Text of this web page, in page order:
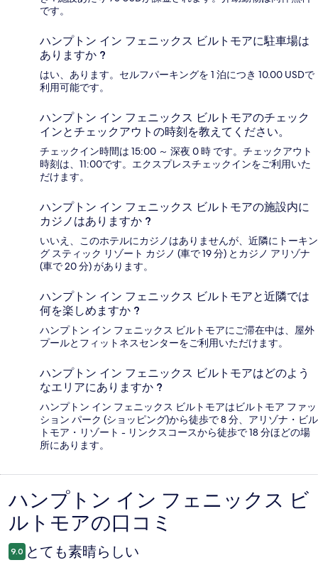
です。
ハンプトン イン フェニックス ビルトモアに駐車場は
ありますか ?
はい、あります。セルフパーキングを 1 泊につき 10.00 USDで
利用可能です。
ハンプトン イン フェニックス ビルトモアのチェック
インとチェックアウトの時刻を教えてください。
チェックイン時間は 15:00 ～ 深夜 0 時 です。チェックアウト
時刻は、11:00です。エクスプレスチェックインをご利用いた
だけます。
ハンプトン イン フェニックス ビルトモアの施設内に
カジノはありますか ?
いいえ、このホテルにカジノはありませんが、近隣にトーキン
グ スティック リゾート カジノ (車で 19 分) とカジノ アリゾナ
(車で 20 分) があります。
ハンプトン イン フェニックス ビルトモアと近隣では
何を楽しめますか ?
ハンプトン イン フェニックス ビルトモアにご滞在中は、屋外
プールとフィットネスセンターをご利用いただけます。
ハンプトン イン フェニックス ビルトモアはどのよう
なエリアにありますか ?
ハンプトン イン フェニックス ビルトモアはビルトモア ファッ
ション パーク (ショッピング)から徒歩で 8 分、アリゾナ・ビル
トモア・リゾート - リンクスコースから徒歩で 18 分ほどの場
所にあります。
口
コ
ミ
ハンプトン イン フェニックス ビ
ルトモアの口コミ
9.0 とても素晴らしい